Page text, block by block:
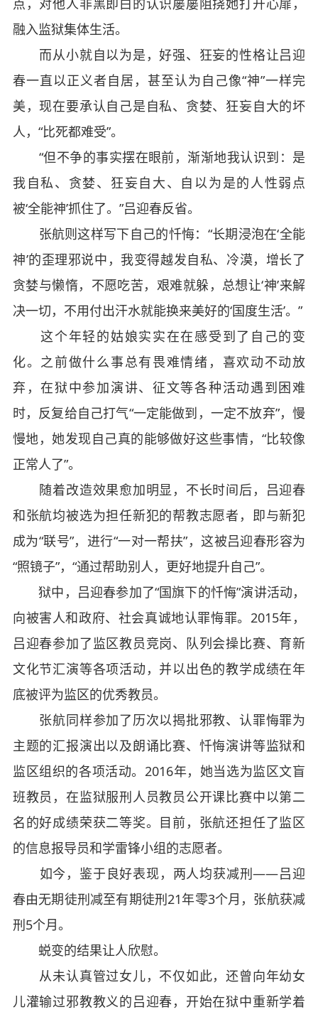
点，对他人非黑即白的认识屡屡阻挠她打开心扉，
融入监狱集体生活。
而从小就自以为是，好强、狂妄的性格让吕迎
春一直以正义者自居，甚至认为自己像“神”一样完
美，现在要承认自己是自私、贪婪、狂妄自大的坏
人，“比死都难受”。
“但不争的事实摆在眼前，渐渐地我认识到：是
我自私、贪婪、狂妄自大、自以为是的人性弱点
被‘全能神’抓住了。”吕迎春反省。
张航则这样写下自己的忏悔：“长期浸泡在‘全能
神’的歪理邪说中，我变得越发自私、冷漠，增长了
贪婪与懒惰，不愿吃苦，艰难就躲，总想让‘神’来解
决一切，不用付出汗水就能换来美好的‘国度生活’。”
这个年轻的姑娘实实在在感受到了自己的变
化。之前做什么事总有畏难情绪，喜欢动不动放
弃，在狱中参加演讲、征文等各种活动遇到困难
时，反复给自己打气“一定能做到，一定不放弃”，慢
慢地，她发现自己真的能够做好这些事情，“比较像
正常人了”。
随着改造效果愈加明显，不长时间后，吕迎春
和张航均被选为担任新犯的帮教志愿者，即与新犯
成为“联号”，进行“一对一帮扶”，这被吕迎春形容为
“照镜子”，“通过帮助别人，更好地提升自己”。
狱中，吕迎春参加了“国旗下的忏悔”演讲活动，
向被害人和政府、社会真诚地认罪悔罪。2015年，
吕迎春参加了监区教员竞岗、队列会操比赛、育新
文化节汇演等各项活动，并以出色的教学成绩在年
底被评为监区的优秀教员。
张航同样参加了历次以揭批邪教、认罪悔罪为
主题的汇报演出以及朗诵比赛、忏悔演讲等监狱和
监区组织的各项活动。2016年，她当选为监区文盲
班教员，在监狱服刑人员教员公开课比赛中以第二
名的好成绩荣获二等奖。目前，张航还担任了监区
的信息报导员和学雷锋小组的志愿者。
如今，鉴于良好表现，两人均获减刑——吕迎
春由无期徒刑减至有期徒刑21年零3个月，张航获减
刑5个月。
蜕变的结果让人欣慰。
从未认真管过女儿，不仅如此，还曾向年幼女
儿灌输过邪教教义的吕迎春，开始在狱中重新学着